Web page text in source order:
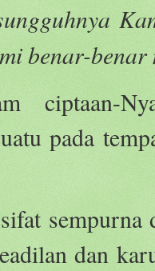
benar-
ciptaan-
pada
dan